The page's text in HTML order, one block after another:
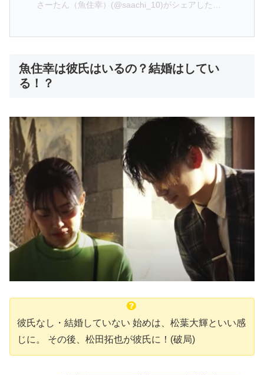
魚住幸は彼氏はいるの？結婚はしてい
る！？
彼氏なし・結婚していない 始めは、松葉大輝といい感
じに。 その後、松田拓也が彼氏に！(破局)